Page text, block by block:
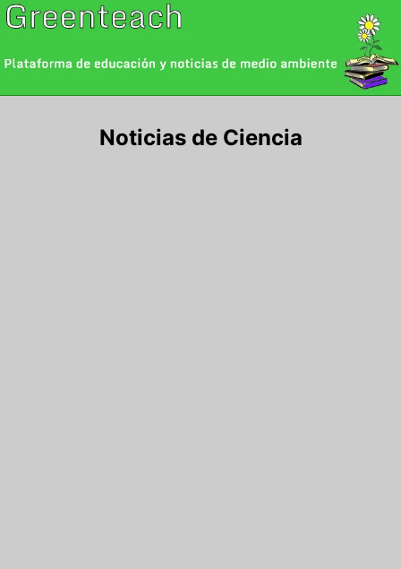
Saltar
al
Noticias de Ciencia